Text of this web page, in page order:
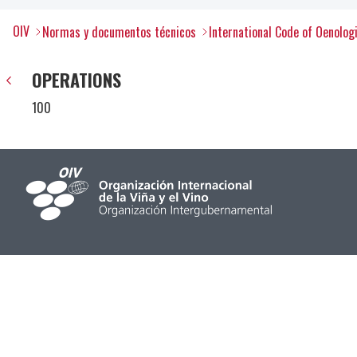
OIV Normas y documentos técnicos International Code of
OPERATIONS
100